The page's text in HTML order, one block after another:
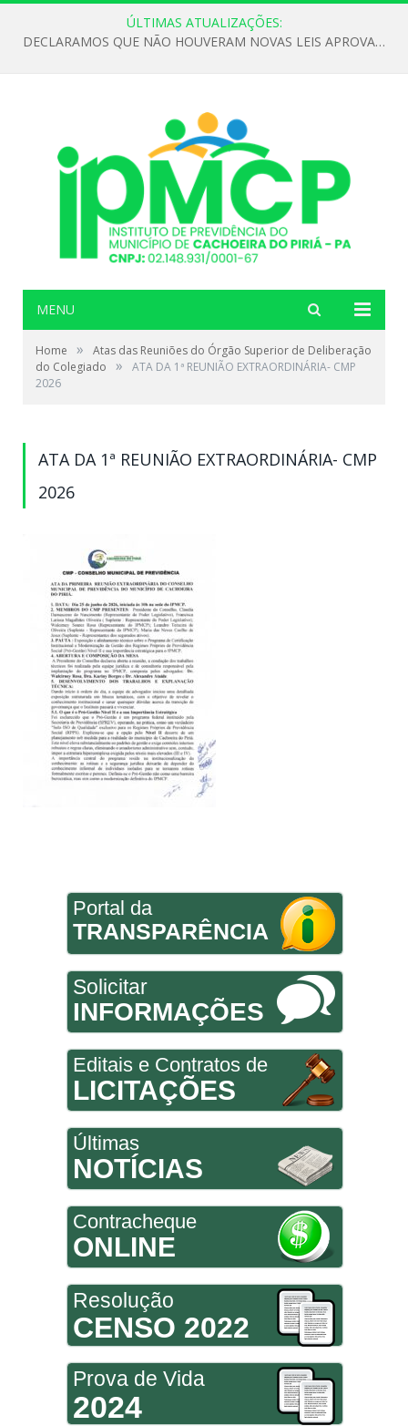
ÚLTIMAS ATUALIZAÇÕES:
DECLARAMOS QUE NÃO HOUVERAM NOVAS LEIS APROVADAS ATÉ O MOMENTO PARA O INSTITUTO DE PREVIDÊNCIA NO ANO DE 2026
MENU
Home »
Atas das Reuniões do Órgão Superior de Deliberação
do Colegiado
»
ATA DA 1ª REUNIÃO EXTRAORDINÁRIA- CMP
2026
ATA DA 1ª REUNIÃO EXTRAORDINÁRIA- CMP
2026
Portal da
TRANSPARÊNCIA
Solicitar
INFORMAÇÕES
Editais e Contratos de
LICITAÇÕES
Últimas
NOTÍCIAS
Contracheque
ONLINE
Resolução
CENSO 2022
Prova de Vida
2024